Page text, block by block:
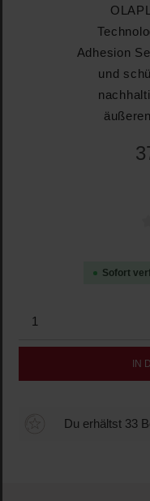
Adhesion
und
Durchschnittliche
Sofort
Produkt Anzahl:
IN
Du erhältst 33